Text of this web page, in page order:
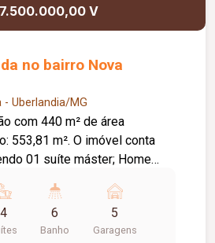
V
no bairro Nova
- Uberlandia/MG
com 440 m² de área
01 suíte máster; Home
direito duplo; Escritório;
Varanda gourmet, com
à cozinha; 02
4 6
Banho
5
Garagens